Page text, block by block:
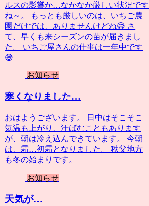
ルスの影響か…なかなか厳しい状況です
ね～。 もっとも厳しいのは、いちご農
園だけでは、ありませんけどね😅 さ
て、早くも来シーズンの苗が届きまし
た。 いちご屋さんの仕事は一年中です
😅
お知らせ
寒くなりました…
おはようございます。 日中はそこそこ
気温も上がり、汗ばむこともあります
が、朝は冷え込んできています。 今朝
は、霜…初霜となりました。 秩父地方
も冬の始まりです。
お知らせ
天気が…